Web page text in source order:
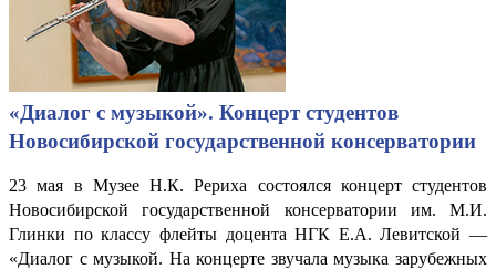
«Диалог с музыкой». Концерт студентов
Новосибирской государственной консерватории
23 мая в Музее Н.К. Рериха состоялся концерт студентов
Новосибирской государственной консерватории им. М.И.
Глинки по классу флейты доцента НГК Е.А. Левитской —
«Диалог с музыкой. На концерте звучала музыка зарубежных